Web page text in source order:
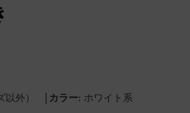
外） | カラー: ホワイト系